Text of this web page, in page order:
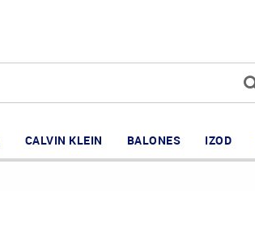
CALVIN KLEIN BALONES IZOD